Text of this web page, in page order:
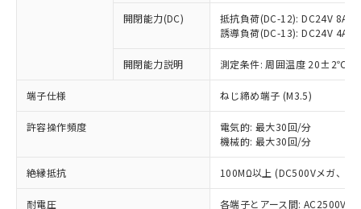
開閉能力(DC)
抵抗負荷(DC-12): DC24V 8A/
誘導負荷(DC-13): DC24V 4A/
開閉能力説明 測定条件: 周囲温度 20±2℃、
端子仕様 ねじ締め端子 (M3.5)
許容操作頻度
電気的: 最大30回/分
機械的: 最大30回/分
絶縁抵抗 100MΩ以上 (DC500Vメガ、点
耐電圧
各端子とアース間: AC2500V
ことをご了承ください。
在庫状況および標準価格照会結果は、
記載している更新日時点での社内デー
タに基づき作成されるものであり、閲
覧された時点での実際の在庫および標
準価格とは異なる場合があることをご
正式な納期状況および標準価格はお客
様のお取引先、またはお客様担当のオ
ムロン制御機器販売店・当社販売員に
オムロン制御機器販売店や当社販売拠
いたものが、含有品と判明した場合などや
むを得ず変更することがあります。
*EU RoHS指令（10物質）：
鉛(Pb) 1000ppm以下、 水銀(Hg) 1000ppm以下、 カド
六価クロム(Cr(Ⅵ)) 1000ppm以下、ポリ臭化ビフェニル
類(PBB) 1000ppm以下、ポリ臭化ジフェニルエーテル類
(PBDE) 1000ppm以下、フタル酸ビス(2-エチルヘキシ
ル) (DEHP)(別名：DOP) 1000ppm以下、フタル酸ブチ
ルベンジル（BBP） 1000ppm以下、フタル酸ジブチル
（DBP） 1000ppm以下、フタル酸ジイソブチル
(DIBP) 1000ppm以下
但し、RoHS指令で産業用監視および制御機器に対する
フタル酸エステル類の４物質については閾値を超える意
基準値を超えていることを示します。
「－」：未確認です。当社販売部門へお問
ム) : 100ppm、
Cr(Ⅵ)(六価クロム) : 1000ppm、 PBBs(ポリ臭化ビフェ
ニル類) : 1000ppm、 PBDEs(ポリ臭化ジフェニルエーテ
ル類) : 1000ppm、
DBP(フタル酸ジブチル) : 1000ppm、 DIBP(フタル酸ジ
イソブチル) : 1000ppm、 BBP(フタル酸ブチルベンジ
ル) : 1000ppm、
DEHP(フタル酸ビス(2-エチルヘキシル)) : 1000ppm
当社は、これら貴社製品のうち、外国
為替および外国貿易法に定める商品
（以下｢規制貨物等」という）を輸出
または国外への提供する場合は、日本
国政府の輸出許可(または役務取引許
可)を取得するなどの必要な手続きを
当社は規制貨物を破棄する場合は、完
全に破砕するなど、違法に輸出されな
いよう必要な手段を講じます。
当社は貴社製品を、核兵器、ミサイ
ル、化学兵器、生物兵器またはその他
説明
○ 一定数以上の在庫あり
一定数には満たないが在庫あり
在庫なし(最新の在庫状況につ